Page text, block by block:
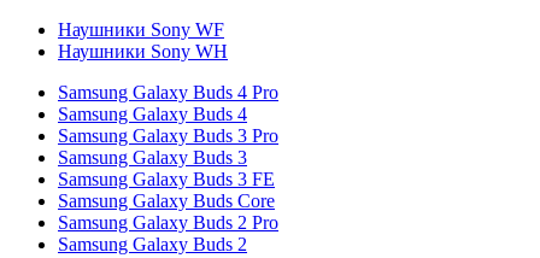
Наушники Sony WF
Наушники Sony WH
Samsung Galaxy Buds 4 Pro
Samsung Galaxy Buds 4
Samsung Galaxy Buds 3 Pro
Samsung Galaxy Buds 3
Samsung Galaxy Buds 3 FE
Samsung Galaxy Buds Core
Samsung Galaxy Buds 2 Pro
Samsung Galaxy Buds 2